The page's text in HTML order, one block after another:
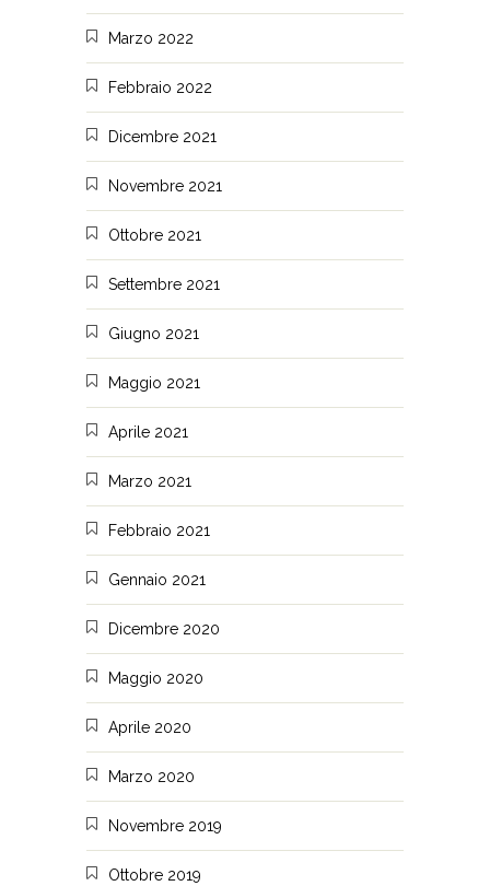
Marzo 2022
Febbraio 2022
Dicembre 2021
Novembre 2021
Ottobre 2021
Settembre 2021
Giugno 2021
Maggio 2021
Aprile 2021
Marzo 2021
Febbraio 2021
Gennaio 2021
Dicembre 2020
Maggio 2020
Aprile 2020
Marzo 2020
Novembre 2019
Ottobre 2019